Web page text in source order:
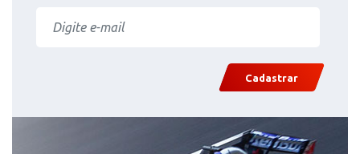
Cadastrar